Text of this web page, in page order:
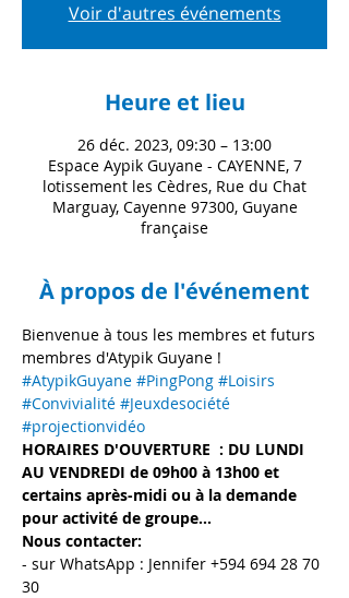
Voir d'autres événements
Heure et lieu
26 déc. 2023, 09:30 – 13:00
Espace Aypik Guyane - CAYENNE, 7
lotissement les Cèdres, Rue du Chat
Marguay, Cayenne 97300, Guyane
française
À propos de l'événement
Bienvenue à tous les membres et futurs
membres d'Atypik Guyane !
#AtypikGuyane #PingPong #Loisirs
#Convivialité #Jeuxdesociété
#projectionvidéo
HORAIRES D'OUVERTURE  : DU LUNDI
AU VENDREDI de 09h00 à 13h00 et
certains après-midi ou à la demande
pour activité de groupe...
Nous contacter:
- sur WhatsApp : Jennifer +594 694 28 70
30